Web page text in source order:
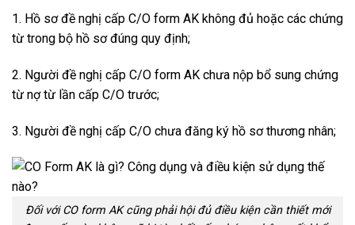
1. Hồ sơ đề nghị cấp C/O form AK không đủ hoặc các chứng
từ trong bộ hồ sơ đúng quy định;
2. Người đề nghị cấp C/O form AK chưa nộp bổ sung chứng
từ nợ từ lần cấp C/O trước;
3. Người đề nghị cấp C/O chưa đăng ký hồ sơ thương nhân;
Đối với CO form AK cũng phải hội đủ điều kiện cần thiết mới